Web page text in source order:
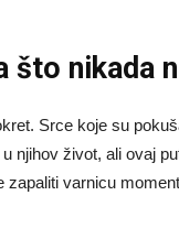
što nikada
Srce koje su
njihov život, ali ovaj
varnicu